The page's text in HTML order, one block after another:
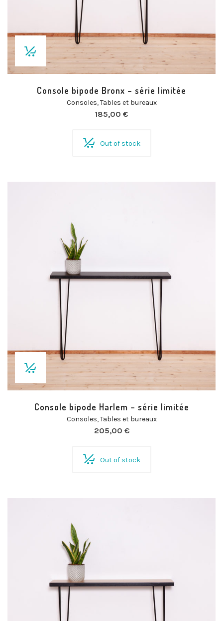
Console bipode Bronx – série limitée
Consoles,Tables et bureaux
185,00 €
Out of stock
Console bipode Harlem – série limitée
Consoles,Tables et bureaux
205,00 €
Out of stock